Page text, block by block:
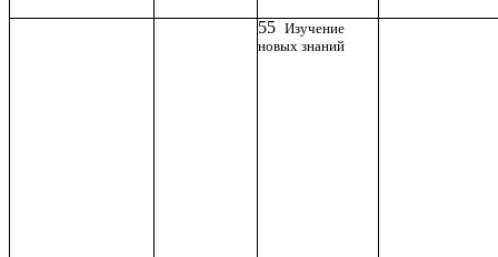
55 Изучение
новых знаний